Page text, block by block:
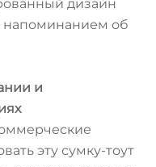
дизайн
напоминанием об
и
эту сумку-тоут